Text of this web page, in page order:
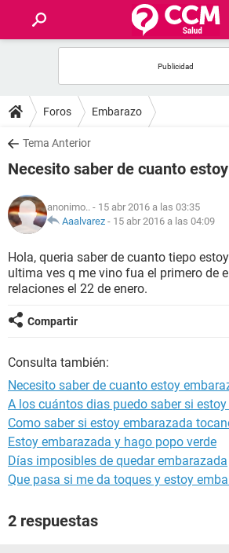
FOROS
SALUD
NUTRICIÓN
BIENESTAR
Foros Embarazo
Tema Anterior
Necesito saber de cuanto
anonimo.. - 15 abr 2016 a las 03:35
Aaalvarez - 15 abr 2016 a las 04:09
Hola, queria saber de cuanto tiepo
ultima ves q me vino fua el primero de
relaciones el 22 de enero.
Compartir
Consulta también:
Necesito saber de cuanto estoy
A los cuántos dias puedo saber si
Como saber si estoy embarazada
Estoy embarazada y hago popo verde
Días imposibles de quedar embarazada
Que pasa si me da toques y estoy
2 respuestas